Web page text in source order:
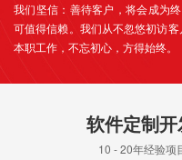
我们坚信：善待客户，将会成为
可值得信赖。我们从不忽悠初访
本职工作，不忘初心，方得始终。
软件定制开
10 - 20年经验项